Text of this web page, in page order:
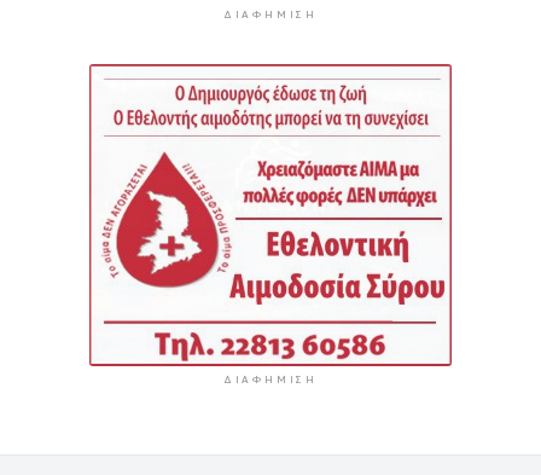
ΔΙΑΦΉΜΙΣΗ
ΔΙΑΦΉΜΙΣΗ